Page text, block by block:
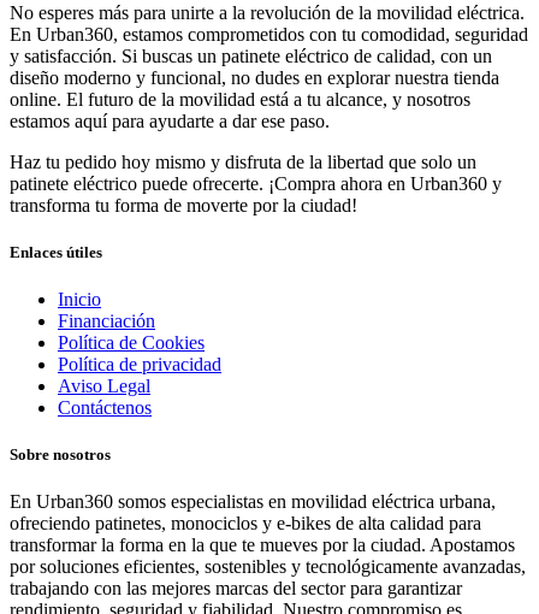
No esperes más para unirte a la revolución de la movilidad eléctrica.
En Urban360, estamos comprometidos con tu comodidad, seguridad
y satisfacción. Si buscas un patinete eléctrico de calidad, con un
diseño moderno y funcional, no dudes en explorar nuestra tienda
online. El futuro de la movilidad está a tu alcance, y nosotros
estamos aquí para ayudarte a dar ese paso.
Haz tu pedido hoy mismo y disfruta de la libertad que solo un
patinete eléctrico puede ofrecerte. ¡Compra ahora en Urban360 y
transforma tu forma de moverte por la ciudad!
Enlaces útiles
Inicio
Financiación
Política de Cookies
Política de privacidad
Aviso Legal
Contáctenos
Sobre nosotros
En Urban360 somos especialistas en movilidad eléctrica urbana,
ofreciendo patinetes, monociclos y e-bikes de alta calidad para
transformar la forma en la que te mueves por la ciudad. Apostamos
por soluciones eficientes, sostenibles y tecnológicamente avanzadas,
trabajando con las mejores marcas del sector para garantizar